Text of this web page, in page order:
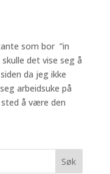
som bor ”in
det vise seg å
da jeg ikke
arbeidsuke på
å være den
Søk